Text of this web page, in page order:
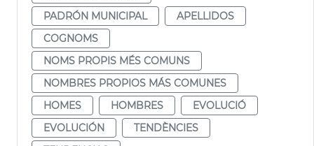
PADRÓN MUNICIPAL
APELLIDOS
COGNOMS
NOMS PROPIS MÉS COMUNS
NOMBRES PROPIOS MÁS COMUNES
HOMES
HOMBRES
EVOLUCIÓ
EVOLUCIÓN
TENDÈNCIES